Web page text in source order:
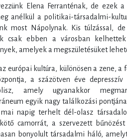
Elena Ferranténak, de ezek
anélkül a politikai-társadalmi-
most Nápolynak. Kis túlzással,
csak ebben a városban
amelyek a megszületésüket
európai kultúra, különösen a zene,
a százötven éve depresszív
amely ugyanakkor
egyik nagy találkozási
napig terhelt dél-olasz
camorrát, a szervezett
bonyolult társadalmi háló,